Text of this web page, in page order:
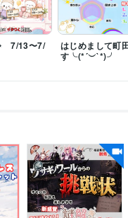
ドキュメント:10年
年DaVinci Resolve:1年
ハラなど
い
7/13〜7/
はじめまして町
す╰(*´︶`*)╯